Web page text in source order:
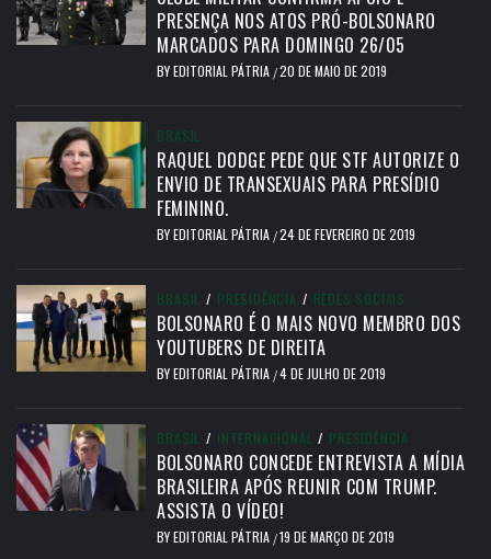
PRESENÇA NOS ATOS PRÓ-BOLSONARO
MARCADOS PARA DOMINGO 26/05
BYEDITORIAL PÁTRIA /20 DE MAIO DE 2019
BRASIL
RAQUEL DODGE PEDE QUE STF AUTORIZE O
ENVIO DE TRANSEXUAIS PARA PRESÍDIO
FEMININO.
BYEDITORIAL PÁTRIA /24 DE FEVEREIRO DE 2019
BRASIL / PRESIDÊNCIA / REDES SOCIAIS
BOLSONARO É O MAIS NOVO MEMBRO DOS
YOUTUBERS DE DIREITA
BYEDITORIAL PÁTRIA /4 DE JULHO DE 2019
BRASIL / INTERNACIONAL / PRESIDÊNCIA
BOLSONARO CONCEDE ENTREVISTA A MÍDIA
BRASILEIRA APÓS REUNIR COM TRUMP.
ASSISTA O VÍDEO!
BYEDITORIAL PÁTRIA /19 DE MARÇO DE 2019